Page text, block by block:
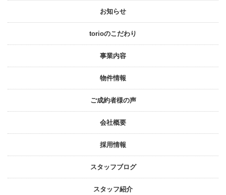
お知らせ
torioのこだわり
事業内容
物件情報
ご成約者様の声
会社概要
採⽤情報
スタッフブログ
スタッフ紹介